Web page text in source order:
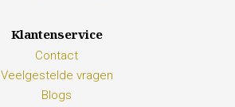
Klantenservice
Contact
Veelgestelde vragen
Blogs